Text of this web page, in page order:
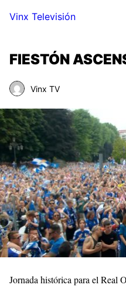
Vinx Televisión
FIESTÓN
Vinx TV
Jornada histórica para el Real